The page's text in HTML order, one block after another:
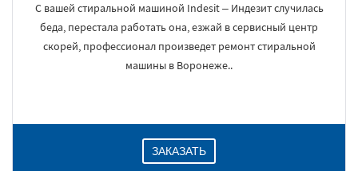
С вашей стиральной машиной Indesit – Индезит случилась
беда, перестала работать она, езжай в сервисный центр
скорей, профессионал произведет ремонт стиральной
машины в Воронеже..
ЗАКАЗАТЬ